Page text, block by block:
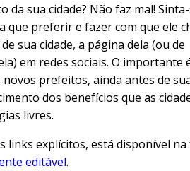
da sua cidade? Não faz mal!
que preferir e fazer com que ele
sua cidade, a página dela (ou de
em redes sociais. O importante
prefeitos, ainda antes de
dos benefícios que as
livres.
links explícitos, está disponível
editável.